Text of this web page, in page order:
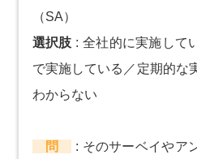
（SA）
選択肢 : 全社的に実施して
で実施している／定期的な
わからない
問 : そのサーベイやア